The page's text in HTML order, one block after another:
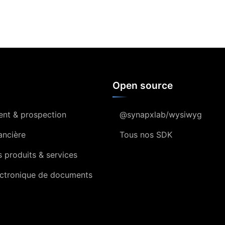
& prospection
produits & services
de documents
Open source
@synapxlab/wysiwyg
Tous nos SDK